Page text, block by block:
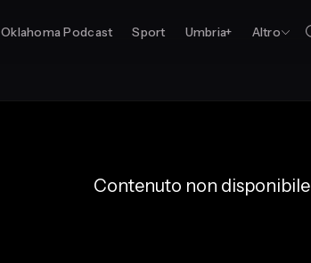
Oklahoma Podcast Sport Umbria+ Altro
Contenuto non disponibile